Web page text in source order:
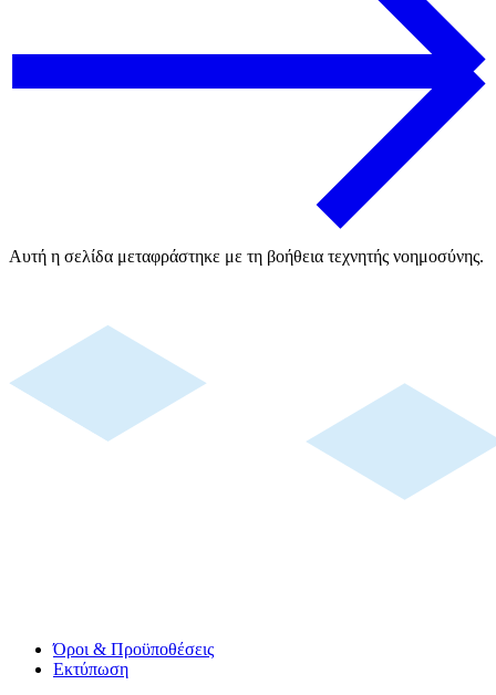
Αυτή η σελίδα μεταφράστηκε με τη βοήθεια τεχνητής νοημοσύνης.
Όροι & Προϋποθέσεις
Εκτύπωση